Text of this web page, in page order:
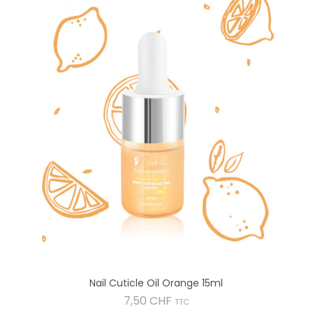
Nail Cuticle Oil Orange 15ml
7,50 CHF Preis
TTC